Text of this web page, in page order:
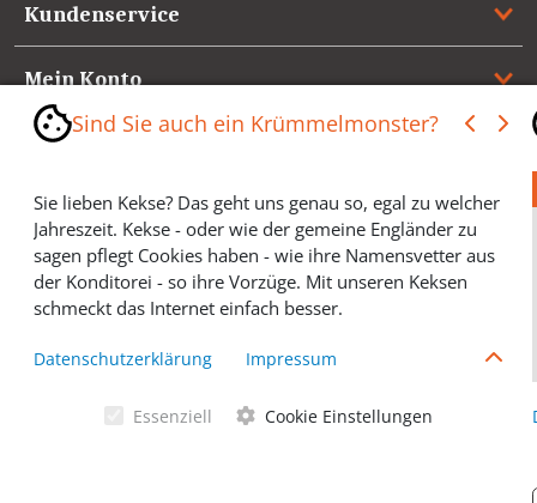
Kundenservice
Mein Konto
Referenzen
Medienspiegel & Presseinformationen
*** Vertrag widerrufen ***
Sind Sie auch ein Krümmelmonster?
Sie lieben Kekse? Das geht uns genau so, egal zu welcher
Jahreszeit. Kekse - oder wie der gemeine Engländer zu
sagen pflegt Cookies haben - wie ihre Namensvetter aus
der Konditorei - so ihre Vorzüge. Mit unseren Keksen
schmeckt das Internet einfach besser.
Cookies helfen Ihnen, Ihre gewünschten Artikel schneller
Werbung sparen und selbstverständlich anonyme
Statistiken erstellen (#Ehrensache). Deshalb schmecken
Datenschutzerklärung Impressum
Essenziell Cookie Einstellungen